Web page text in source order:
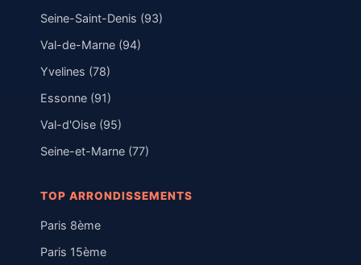
Seine-Saint-Denis (93)
Val-de-Marne (94)
Yvelines (78)
Essonne (91)
Val-d'Oise (95)
Seine-et-Marne (77)
TOP ARRONDISSEMENTS
Paris 8ème
Paris 15ème